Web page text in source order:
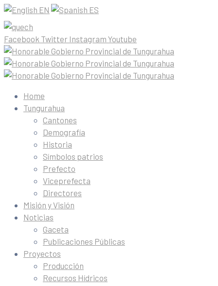
EN ES
Facebook Twitter Instagram Youtube
Home
Tungurahua
Cantones
Demografía
Historia
Símbolos patrios
Prefecto
Viceprefecta
Directores
Misión y Visión
Noticias
Gaceta
Publicaciones Públicas
Proyectos
Producción
Recursos Hídricos